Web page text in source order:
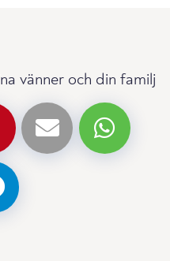
vänner och din familj